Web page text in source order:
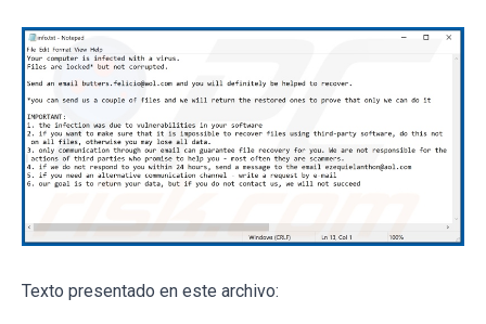
Texto presentado en este archivo: